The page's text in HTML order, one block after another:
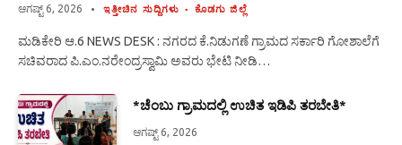
ಆಗಷ್ಟ್ 6, 2026 ಇತ್ತೀಚಿನ ಸುದ್ದಿಗಳು ಕೊಡಗು ಜಿಲ್ಲೆ
ಮಡಿಕೇರಿ ಆ.6 NEWS DESK : ನಗರದ ಕೆ.ನಿಡುಗಣೆ ಗ್ರಾಮದ ಸರ್ಕಾರಿ ಗೋಶಾಲೆಗೆ
ಸಚಿವರಾದ ಪಿ.ಎಂ.ನರೇಂದ್ರಸ್ವಾಮಿ ಅವರು ಭೇಟಿ ನೀಡಿ…
*ಚೆಂಬು ಗ್ರಾಮದಲ್ಲಿ ಉಚಿತ ಇಡಿಪಿ ತರಬೇತಿ*
ಆಗಷ್ಟ್ 6, 2026